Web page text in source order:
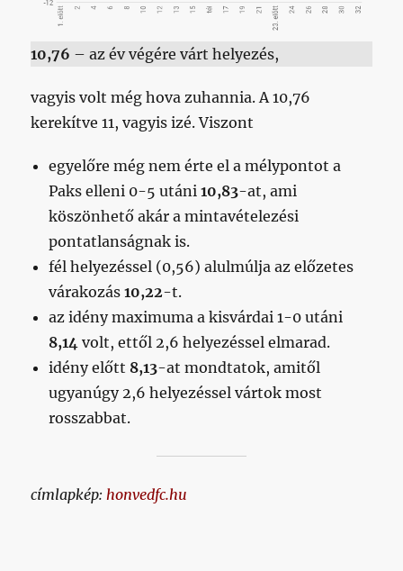
10,76 – az év végére várt helyezés,
vagyis volt még hova zuhannia. A 10,76
kerekítve 11, vagyis izé. Viszont
egyelőre még nem érte el a mélypontot a
Paks elleni 0-5 utáni10,83-at, ami
köszönhető akár a mintavételezési
pontatlanságnak is.
fél helyezéssel (0,56) alulmúlja az előzetes
várakozás10,22-t.
az idény maximuma a kisvárdai 1-0 utáni
8,14 volt, ettől 2,6 helyezéssel elmarad.
idény előtt 8,13-at mondtatok, amitől
ugyanúgy 2,6 helyezéssel vártok most
rosszabbat.
címlapkép:honvedfc.hu